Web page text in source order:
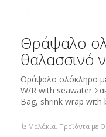
Θράψαλο
θαλασσινό
Θράψαλο ολόκληρο
W/R with seawater
Bag, shrink wrap with
Μαλάκια, Προϊόντα με